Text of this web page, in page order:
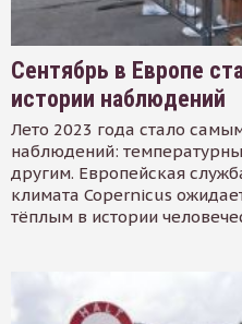
Сентябрь в Европе
истории наблюдений
Лето 2023 года стало
наблюдений:
другим. Европейская
климата Copernicus
тёплым в истории